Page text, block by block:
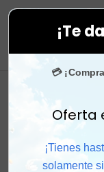
¡Te
💳
Oferta
¡Tienes
solamente
compras. ⚡